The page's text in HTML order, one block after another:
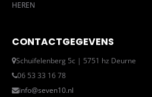
HEREN
CONTACTGEGEVENS
Schuifelenberg 5c | 5751 hz Deurne
06 53 33 16 78
info@seven10.nl